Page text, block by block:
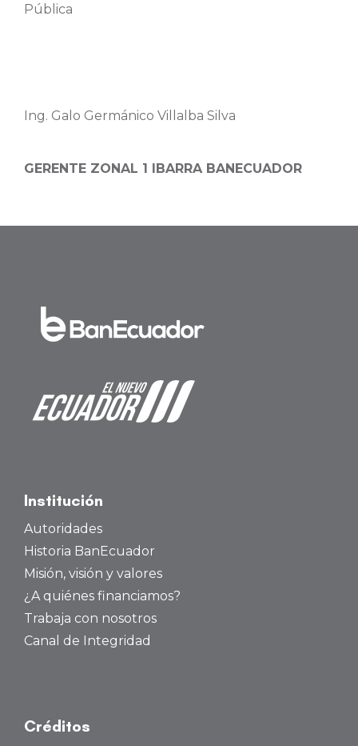
Pública
Ing. Galo Germánico Villalba Silva
GERENTE ZONAL 1 IBARRA BANECUADOR
Institución
Autoridades
Historia BanEcuador
Misión, visión y valores
¿A quiénes financiamos?
Trabaja con nosotros
Canal de Integridad
Créditos